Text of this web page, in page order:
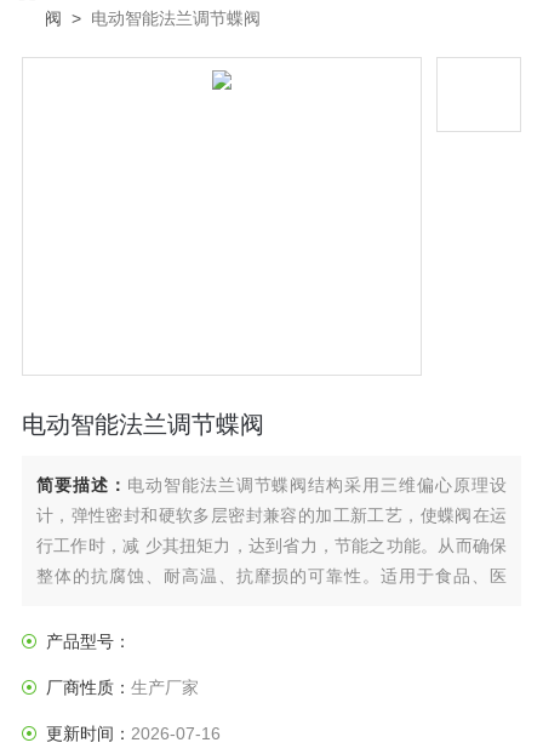
阀 > 电动智能法兰调节蝶阀
电动智能法兰调节蝶阀
简要描述： 电动智能法兰调节蝶阀结构采用三维偏心原理设
计，弹性密封和硬软多层密封兼容的加工新工艺，使蝶阀在运
行工作时，减 少其扭矩力，达到省力，节能之功能。从而确保
整体的抗腐蚀、耐高温、抗靡损的可靠性。适用于食品、医
排水管道上作调节流量和截断流体装置。
产品型号：
厂商性质： 生产厂家
更新时间： 2026-07-16